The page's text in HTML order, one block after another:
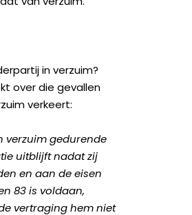
in verzuim?
over die gevallen
verkeert:
verzuim gedurende
uitblijft nadat zij
en aan de eisen
83 is voldaan,
vertraging hem niet